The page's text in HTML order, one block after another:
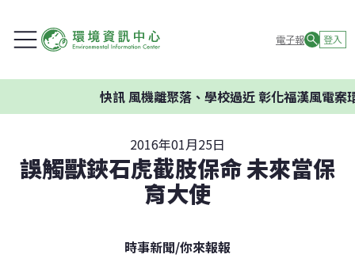
電子報 登入
風機離聚落、學校過近 彰化福漢風電案環委
2016年01月25日
誤觸獸鋏石虎截肢保命 未來當保
育大使
時事新聞/你來報報